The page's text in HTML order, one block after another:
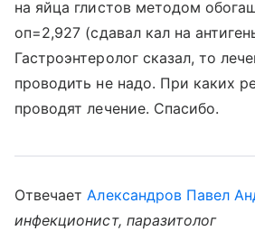
на яйца глистов методом
оп=2,927 (сдавал кал на
Гастроэнтеролог сказал, то
проводить не надо. При каких
проводят лечение. Спасибо.
ОтвечаетАлександров Павел
инфекционист, паразитолог